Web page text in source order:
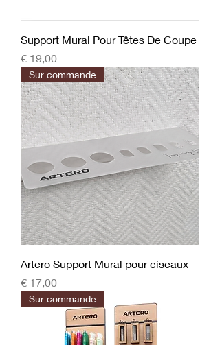
Support Mural Pour Têtes De Coupe
Prijs
€ 19,00
Sur commande
Artero Support Mural pour ciseaux
Prijs
€ 17,00
Sur commande